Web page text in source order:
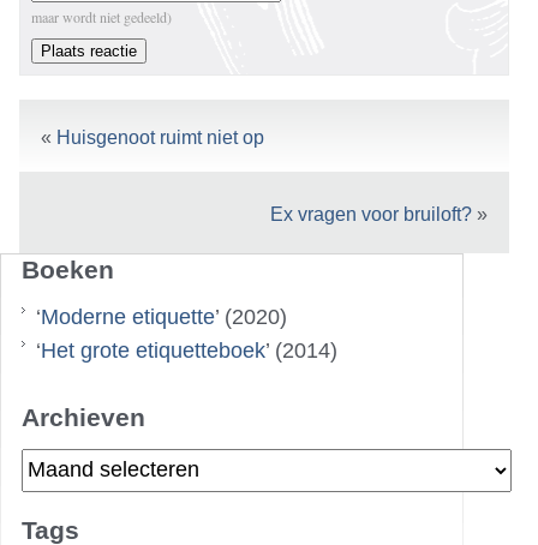
maar wordt niet gedeeld)
« Huisgenoot ruimt niet op
Ex vragen voor bruiloft?»
Boeken
‘Moderne etiquette’ (2020)
‘Het grote etiquetteboek’ (2014)
Archieven
Archieven
Tags